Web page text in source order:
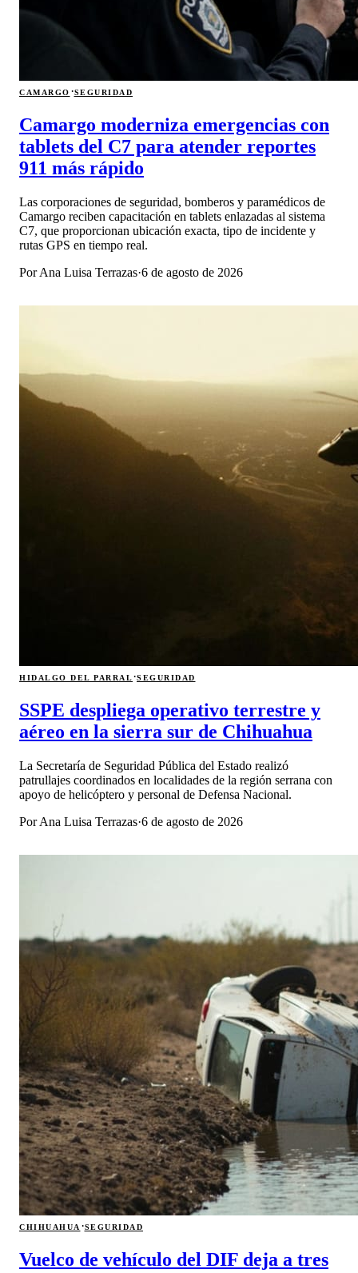
CAMARGO ·SEGURIDAD
Camargo moderniza emergencias con
tablets del C7 para atender reportes
911 más rápido
Las corporaciones de seguridad, bomberos y paramédicos de
Camargo reciben capacitación en tablets enlazadas al sistema
C7, que proporcionan ubicación exacta, tipo de incidente y
rutas GPS en tiempo real.
PorAna Luisa Terrazas·6 de agosto de 2026
HIDALGO DEL PARRAL·SEGURIDAD
SSPE despliega operativo terrestre y
aéreo en la sierra sur de Chihuahua
La Secretaría de Seguridad Pública del Estado realizó
patrullajes coordinados en localidades de la región serrana con
apoyo de helicóptero y personal de Defensa Nacional.
PorAna Luisa Terrazas·6 de agosto de 2026
CHIHUAHUA ·SEGURIDAD
Vuelco de vehículo del DIF deja a tres